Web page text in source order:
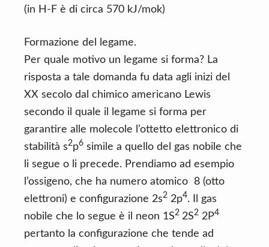
(in H-F è di circa 570 kJ/mok)
Formazione del legame.
Per quale motivo un legame si forma? La
risposta a tale domanda fu data agli inizi del
XX secolo dal chimico americano Lewis
secondo il quale il legame si forma per
garantire alle molecole l’ottetto elettronico di
stabilità s2p6 simile a quello del gas nobile che
li segue o li precede. Prendiamo ad esempio
l’ossigeno, che ha numero atomico 8 (otto
elettroni) e configurazione 2s2 2p4. Il gas
nobile che lo segue è il neon 1S2 2S2 2P4
pertanto la configurazione che tende ad